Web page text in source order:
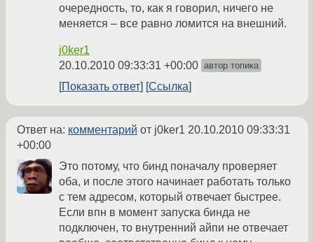
очередность, то, как я говорил, ничего не
меняется – все равно ломится на внешний.
j0ker1
20.10.2010 09:33:31 +00:00 автор топика
Показать ответ Ссылка
Ответ на: комментарий от j0ker1 20.10.2010 09:33:31
+00:00
Это потому, что бинд поначалу проверяет
оба, и после этого начинает работать только
с тем адресом, который отвечает быстрее.
Если впн в момент запуска бинда не
подключен, то внутренний айпи не отвечает